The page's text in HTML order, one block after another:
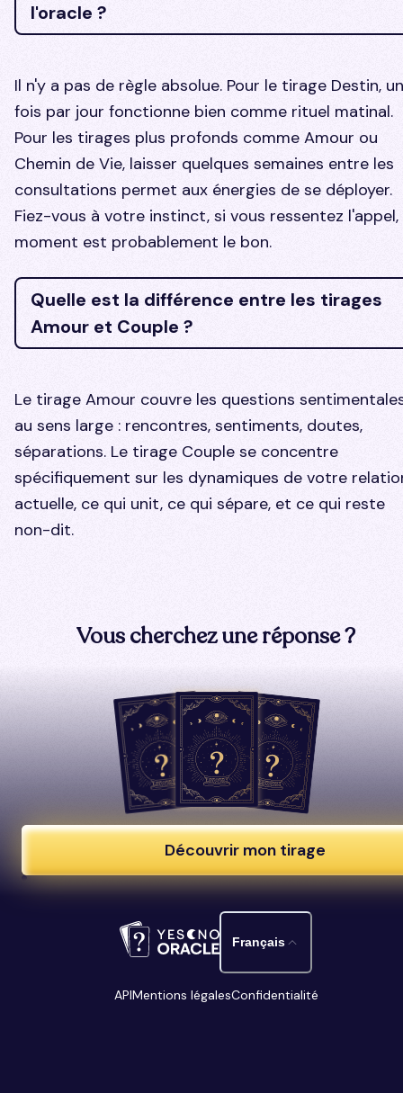
l'oracle ?
Il n'y a pas de règle absolue. Pour le tirage Destin,
fois par jour fonctionne bien comme rituel matinal.
Pour les tirages plus profonds comme Amour ou
Chemin de Vie, laisser quelques semaines entre les
consultations permet aux énergies de se déployer.
Fiez-vous à votre instinct, si vous ressentez l'appel,
moment est probablement le bon.
Quelle est la différence entre les tirages
Amour et Couple ?
Le tirage Amour couvre les questions
au sens large : rencontres, sentiments, doutes,
séparations. Le tirage Couple se concentre
spécifiquement sur les dynamiques de votre
actuelle, ce qui unit, ce qui sépare, et ce qui reste
non-dit.
Vous cherchez une réponse ?
Découvrir mon tirage
Français
APIMentions légalesConfidentialité